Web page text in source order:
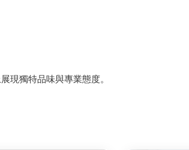
現獨特品味與專業態度。